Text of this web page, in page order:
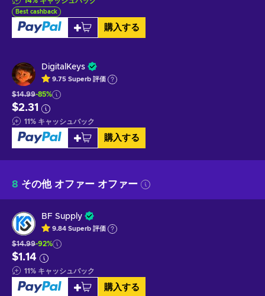
Best cashback
購入する
DigitalKeys
9.75 Superb 評価
$14.99-85%
$2.31
11% キャッシュバック
購入する
8 その他 オファー オファー
BF Supply
9.84 Superb 評価
$14.99-92%
$1.14
11% キャッシュバック
購入する